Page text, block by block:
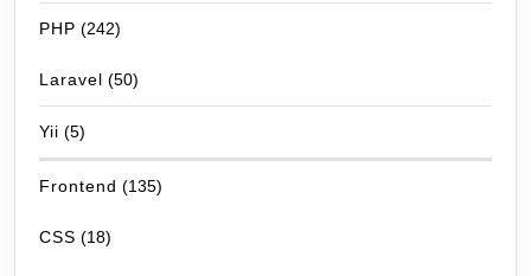
PHP (242)
Laravel (50)
Yii (5)
Frontend (135)
CSS (18)